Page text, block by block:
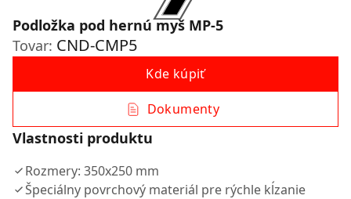
Podložka pod hernú myš MP-5
Tovar: CND-CMP5
Kde kúpiť
Dokumenty
Vlastnosti produktu
Rozmery: 350x250 mm
Špeciálny povrchový materiál pre rýchle kĺzanie